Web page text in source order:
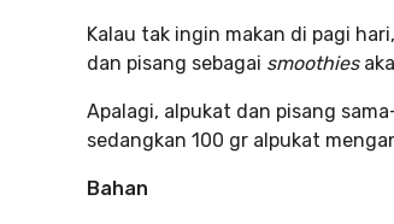
Kalau tak ingin makan di pagi
dan pisang sebagai smoothies
Apalagi, alpukat dan pisang
sedangkan 100 gr alpukat
Bahan